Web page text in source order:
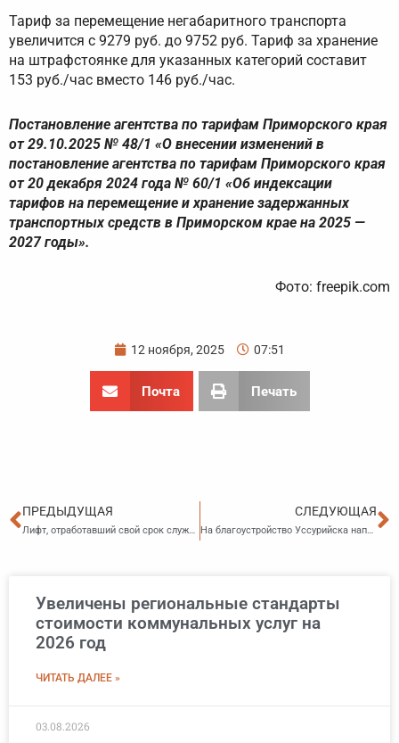
Тариф за перемещение негабаритного транспорта
увеличится с 9279 руб. до 9752 руб. Тариф за хранение
на штрафстоянке для указанных категорий составит
153 руб./час вместо 146 руб./час.
Постановление агентства по тарифам Приморского края
от 29.10.2025 № 48/1 «О внесении изменений в
постановление агентства по тарифам Приморского края
от 20 декабря 2024 года № 60/1 «Об индексации
тарифов на перемещение и хранение задержанных
транспортных средств в Приморском крае на 2025 —
2027 годы».
Фото: freepik.com
12 ноября, 2025 07:51
Почта Печать
Пред
ПРЕДЫДУЩАЯ
Лифт, отработавший свой срок службы, – приоритетный критерий включения дома в программу капремонта
СЛЕДУЮЩАЯ
На благоустройство Уссурийска направят больше средств
Увеличены региональные стандарты
стоимости коммунальных услуг на
2026 год
ЧИТАТЬ ДАЛЕЕ »
03.08.2026